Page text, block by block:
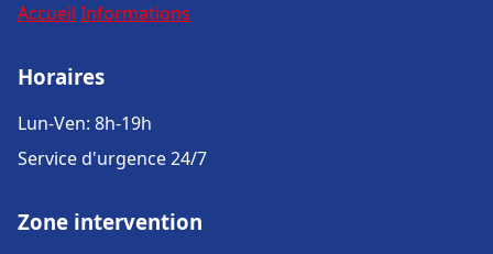
Accueil Informations
Horaires
Lun-Ven: 8h-19h
Service d'urgence 24/7
Zone intervention